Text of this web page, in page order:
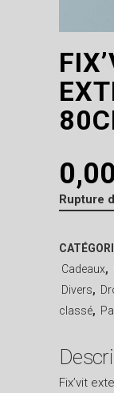
0,00
Rupture
Cadeaux,
Divers,
classé,
Fix’vit